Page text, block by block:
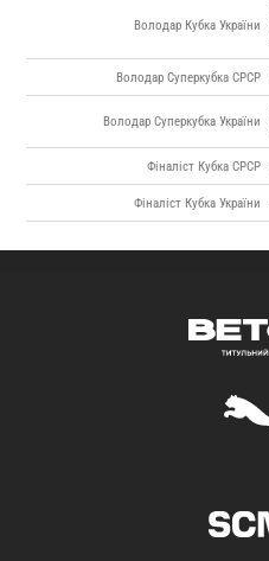
Володар Кубка України
Володар Суперкубка СРСР
Володар Суперкубка України
Фіналіст Кубка СРСР
Фіналіст Кубка України